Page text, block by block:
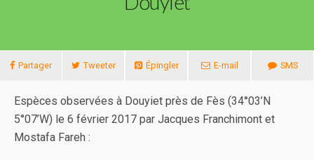
Partager Tweeter Épingler E-mail SMS
Espèces observées à Douyiet près de Fès (34°03’N
5°07’W) le 6 février 2017 par Jacques Franchimont et
Mostafa Fareh :